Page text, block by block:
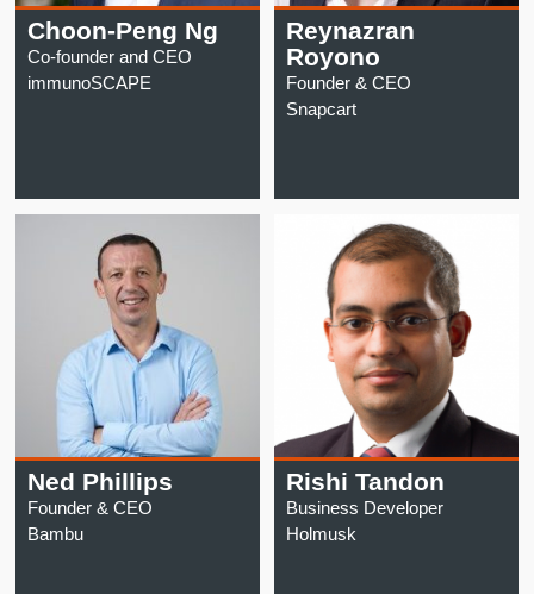
Choon-Peng Ng
Co-founder and CEO
immunoSCAPE
Reynazran
Royono
Founder & CEO
Snapcart
Ned Phillips
Founder & CEO
Bambu
Rishi Tandon
Business Developer
Holmusk